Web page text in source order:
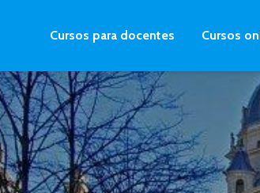
Cursos para docentes Cursos